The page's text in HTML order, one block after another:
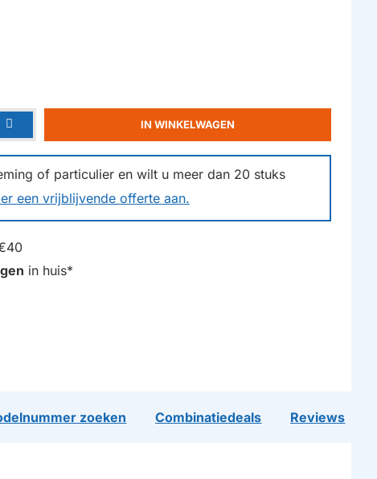
of particulier en wilt u meer dan 20 stuks
een vrijblijvende offerte aan.
IN WINKELWAGEN
in huis*
zoeken Combinatiedeals Reviews